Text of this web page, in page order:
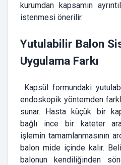
kurumdan kapsamın
istenmesi önerilir.
Yutulabilir Balon
Uygulama Farkı
Kapsül formundaki
endoskopik yöntemden
sunar. Hasta küçük bir
bağlı ince bir kateter
işlemin tamamlanmasının
balon mide içinde kalır.
balonun kendiliğinden